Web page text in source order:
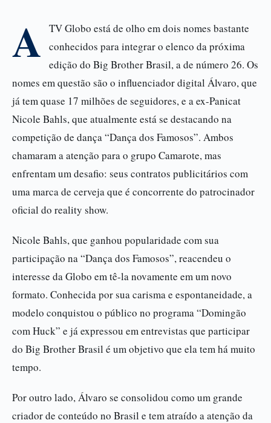
A
TV Globo está de olho em dois nomes bastante
conhecidos para integrar o elenco da próxima
edição do Big Brother Brasil, a de número 26. Os
nomes em questão são o influenciador digital Álvaro, que
já tem quase 17 milhões de seguidores, e a ex-Panicat
Nicole Bahls, que atualmente está se destacando na
competição de dança “Dança dos Famosos”. Ambos
chamaram a atenção para o grupo Camarote, mas
enfrentam um desafio: seus contratos publicitários com
uma marca de cerveja que é concorrente do patrocinador
oficial do reality show.
Nicole Bahls, que ganhou popularidade com sua
participação na “Dança dos Famosos”, reacendeu o
interesse da Globo em tê-la novamente em um novo
formato. Conhecida por sua carisma e espontaneidade, a
modelo conquistou o público no programa “Domingão
com Huck” e já expressou em entrevistas que participar
do Big Brother Brasil é um objetivo que ela tem há muito
tempo.
Por outro lado, Álvaro se consolidou como um grande
criador de conteúdo no Brasil e tem atraído a atenção da